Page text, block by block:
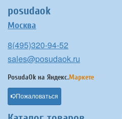
posudaok
Москва
8(495)320-94-52
sales@posudaok.ru
PosudaOk на Яндекс.Маркете
Пожаловаться